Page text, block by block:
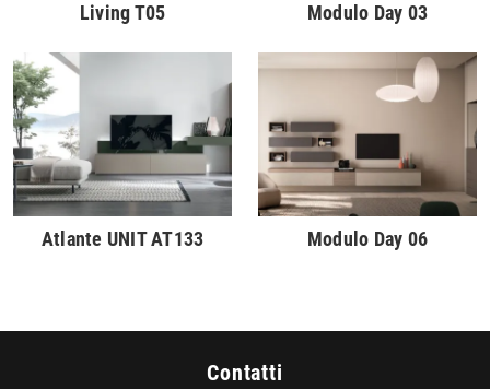
Living T05 Modulo Day 03
Atlante UNIT AT133 Modulo Day 06
Contatti